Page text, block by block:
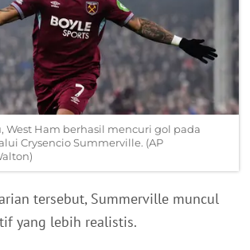
West Ham berhasil mencuri gol pada
Crysencio Summerville. (AP
tersebut, Summerville muncul
yang lebih realistis.